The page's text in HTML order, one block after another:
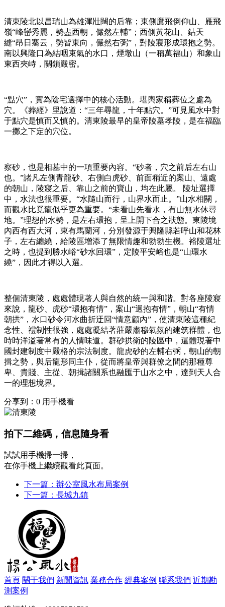
清東陵北以昌瑞山為雄渾壯闊的后靠；東側鷹飛倒仰山、雁飛
嶺“峰巒秀麗，勢盡西朝，儼然左輔”；西側黃花山、鉆天
縫“昂日騫云，勢皆東向，儼然右弼”，對陵寢形成環抱之勢。
南以興隆口為結咽束氣的水口，煙墩山（一稱萬福山）和象山
東西夾峙，關鎖嚴密。
“點穴”，實為陰宅選擇中的核心活動。堪輿家稱葬位之處為
穴。《葬經》里說道：“三年尋龍，十年點穴。”可見風水中對
于點穴是慎而又慎的。清東陵最早的皇帝陵墓孝陵，是在福臨
一擲之下定的穴位。
察砂，也是相墓中的一項重要內容。“砂者，穴之前后左右山
也。”諸凡左側青龍砂、右側白虎砂、前面稍近的案山、遠處
的朝山，陵寢之后、靠山之前的寶山，均在此屬。 陵址選擇
中，水法也很重要。“水隨山而行，山界水而止。”山水相關，
而觀水比覓龍似乎更為重要。“未看山先看水，有山無水休尋
地。”理想的水勢，是左右環抱，呈上開下合之狀態。東陵境
內西有西大河，東有馬蘭河，分別發源于興隆縣若呼山和花林
子，左右纏繞，給陵區增添了無限情趣和勃勃生機。裕陵選址
之時，也提到勝水峪“砂水回環”，定陵平安峪也是“山環水
繞”，因此才得以入選。
整個清東陵，處處體現著人與自然的統一與和諧。對各座陵寢
來說，龍砂、虎砂“環抱有情”，案山“迥抱有情”，朝山“有情
朝拱”，水口砂令河水曲折迂回“情意顧內”，使清東陵這種紀
念性、禮制性很強，處處凝結著莊嚴肅穆氣氛的建筑群體，也
時時洋溢著常有的人情味道。群砂拱衛的陵區中，還體現著中
國封建制度中嚴格的宗法制度。龍虎砂的左輔右弼，朝山的朝
揖之勢，與后龍形同主仆，從而將皇帝與群僚之間的那種尊
卑、貴賤、主從、朝揖諸關系也融匯于山水之中，達到天人合
一的理想境界。
分享到： 0 用手機看
拍下二維碼，信息隨身看
試試用手機掃一掃，
在你手機上繼續觀看此頁面。
下一篇：辦公室風水布局案例
下一篇：長城九鎮
首頁 關于我們 新聞資訊 業務合作 經典案例 聯系我們 近期勘
測案例